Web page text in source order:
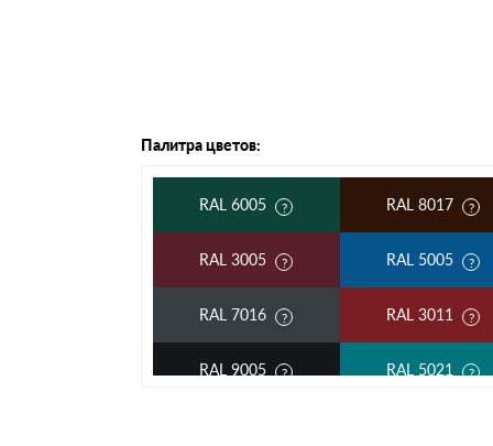
Палитра цветов:
RAL 6005 RAL 8017
RAL 3005 RAL 5005
RAL 7016 RAL 3011
RAL 9005 RAL 5021